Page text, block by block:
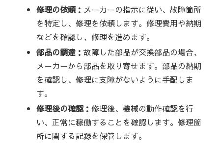
修理の依頼： メーカーの指示に従い、故障箇所
を特定し、修理を依頼します。修理費用や納期
などを確認し、修理を進めます。
部品の調達：故障した部品が交換部品の場合、
メーカーから部品を取り寄せます。部品の納期
を確認し、修理に支障がないように手配しま
す。
修理後の確認：修理後、機械の動作確認を行
い、正常に稼働することを確認します。修理箇
所に関する記録を保管します。